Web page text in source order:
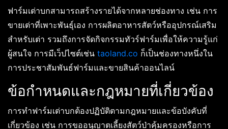
ฟาร์มเต่าบกสามารถสร้างรายได้จากหลายช่องทาง เช่น การ
ขายเต่าที่เพาะพันธุ์เอง การผลิตอาหารสัตว์หรืออุปกรณ์เสริม
สำหรับเต่า รวมถึงการจัดกิจกรรมทัวร์ฟาร์มเพื่อให้ความรู้แก่
ผู้สนใจ การมีเว็ปไซต์เช่น taoland.co ก็เป็นช่องทางหนึ่งใน
การประชาสัมพันธ์ฟาร์มและขายสินค้าออนไลน์
ข้อกำหนดและกฎหมายที่เกี่ยวข้อง
การทำฟาร์มเต่าบกต้องปฏิบัติตามกฎหมายและข้อบังคับที่
เกี่ยวข้อง เช่น การขออนุญาตเลี้ยงสัตว์ป่าคุ้มครองหรือการ